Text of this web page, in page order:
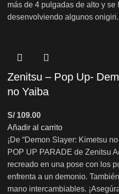
más de 4 pulgadas de alto y se
desenvolviendo algunos onigiri.
Zenitsu – Pop Up-
no Yaiba
S/109.00
Añadir al carrito
¡De “Demon Slayer: Kimetsu
POP UP PARADE de Zenitsu
recreado en una pose con los
enfrenta a un demonio.
mano intercambiables.